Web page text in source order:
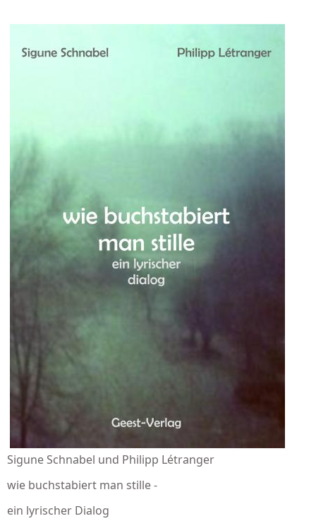
Sigune Schnabel und Philipp Létranger
wie buchstabiert man stille -
ein lyrischer Dialog